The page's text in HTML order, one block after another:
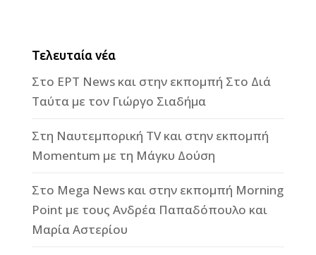
Τελευταία νέα
Στο ΕΡΤ News και στην εκπομπή Στο Διά
Ταύτα με τον Γιώργο Σιαδήμα
Στη Ναυτεμπορική TV και στην εκπομπή
Momentum με τη Μάγκυ Δούση
Στο Mega News και στην εκπομπή Morning
Point με τους Ανδρέα Παπαδόπουλο και
Μαρία Αστερίου